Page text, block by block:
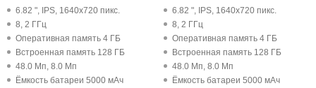
6.82 ", IPS, 1640x720 пикс.
8, 2 ГГц
Оперативная память 4 ГБ
Встроенная память 128 ГБ
48.0 Мп, 8.0 Мп
Ёмкость батареи 5000 мАч
6.82 ", IPS, 1640x720 пикс.
8, 2 ГГц
Оперативная память 4 ГБ
Встроенная память 128 ГБ
48.0 Мп, 8.0 Мп
Ёмкость батареи 5000 мАч